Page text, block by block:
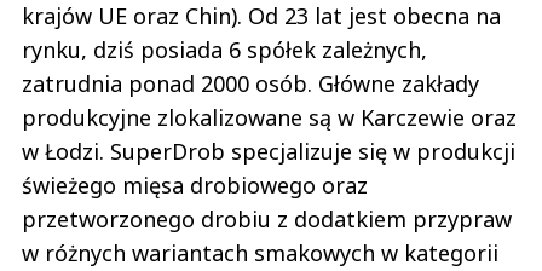
krajów UE oraz Chin). Od 23 lat jest obecna na
rynku, dziś posiada 6 spółek zależnych,
zatrudnia ponad 2000 osób. Główne zakłady
produkcyjne zlokalizowane są w Karczewie oraz
w Łodzi. SuperDrob specjalizuje się w produkcji
świeżego mięsa drobiowego oraz
przetworzonego drobiu z dodatkiem przypraw
w różnych wariantach smakowych w kategorii